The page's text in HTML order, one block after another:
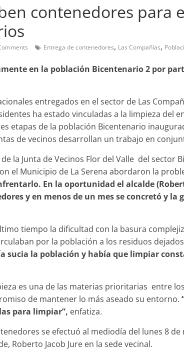
contenedores para
Entrega de contenedores, Las Compañías,
en la población Bicentenario 2 por
entregados en el sector de Las
ha estado vinculadas a la limpieza del
etapas de la población Bicentenario
de vecinos desarrollan un trabajo en
la Junta de Vecinos Flor del Valle del sector
el Municipio de La Serena abordaron la
En la oportunidad el alcalde
y en menos de un mes se concretó y la
tiempo la dificultad con la basura
por la población a los residuos
sucia la población y había que limpiar
es una de las materias prioritarias entre
de mantener lo más aseado su entorno.
para limpiar”, enfatiza.
se efectuó al mediodía del lunes 8 de
Roberto Jacob Jure en la sede vecinal.
Vecinal
26, 2019 Prensa LC 0